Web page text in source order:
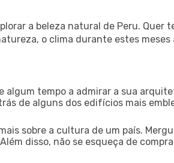
a beleza natural de Peru. Quer
o clima durante estes meses
algum tempo a admirar a sua
de alguns dos edifícios mais
sobre a cultura de um país.
disso, não se esqueça de